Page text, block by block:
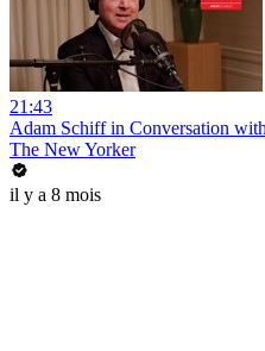
21:43
Adam Schiff in Conversation
The New Yorker
il y a 8 mois